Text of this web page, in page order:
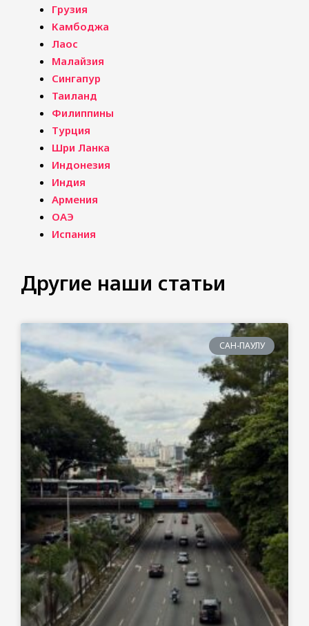
Грузия
Камбоджа
Лаос
Малайзия
Сингапур
Таиланд
Филиппины
Турция
Шри Ланка
Индонезия
Индия
Армения
ОАЭ
Испания
Другие наши статьи
САН-ПАУЛУ